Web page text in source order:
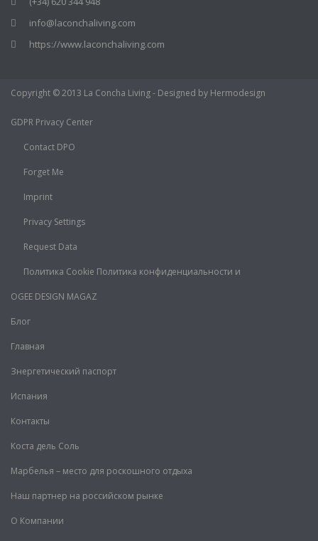
info@laconchaliving.com
https://www.laconchaliving.com
Copyright © 2013 La Concha Living - Designed by Hermodesign
GDPR Privacy Center
Contact DPO
Forget Me
Imprint
Privacy Settings
Request Data
Политика Cookie Политика конфиденциальности и
OGEE DESIGN MAGAZ
Блог
Главная
Знергетический паспорт
Испания
Контакты
Коста дель Соль
Марбелья – место для роскошного отдыха
Наш партнер на российском рынке
О Компании